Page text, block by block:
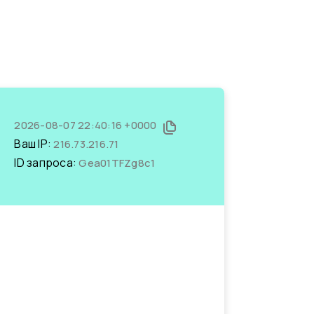
2026-08-07 22:40:16 +0000
Ваш IP:216.73.216.71
ID запроса:Gea01TFZg8c1